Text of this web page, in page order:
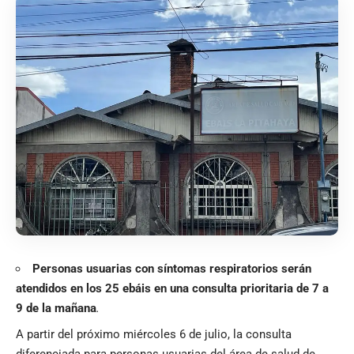
Personas usuarias con síntomas respiratorios serán
atendidos en los 25 ebáis en una consulta prioritaria de 7 a
9 de la mañana.
A partir del próximo miércoles 6 de julio, la consulta